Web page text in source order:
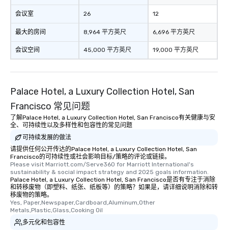
会议室
最大的房间
会议空间
26
8,964 平方英尺
45,000 平方英尺
12
6,696 平方英尺
19,000 平方英尺
Palace Hotel, a Luxury Collection Hotel, San
Francisco 常见问题
了解Palace Hotel, a Luxury Collection Hotel, San Francisco有关健康与安
全、可持续性以及多样性和包容性的常见问题
可持续发展的做法
请提供任何公开传达的Palace Hotel, a Luxury Collection Hotel, San
Francisco的可持续性或社会影响目标/策略的评论或链接。
Please visit Marriott.com/Serve360 for Marriott International's
sustainability & social impact strategy and 2025 goals information.
Palace Hotel, a Luxury Collection Hotel, San Francisco是否有专注于消除
和转移废物（即塑料、纸张、纸板等）的策略？如果是，请详细说明消除和转
移废物的策略。
Yes, Paper,Newspaper,Cardboard,Aluminum,Other
Metals,Plastic,Glass,Cooking Oil
多元化和包容性